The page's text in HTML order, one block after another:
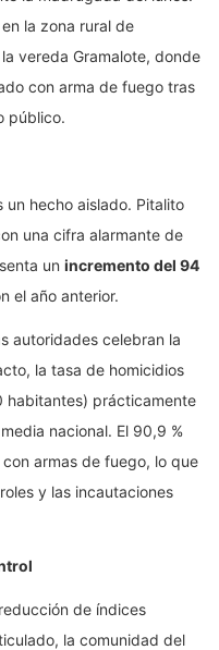
la zona rural de
vereda Gramalote, donde
con arma de fuego tras
público.
un hecho aislado. Pitalito
una cifra alarmante de
un incremento del 94
el año anterior.
autoridades celebran la
la tasa de homicidios
prácticamente
nacional. El 90,9 %
armas de fuego, lo que
y las incautaciones
de índices
la comunidad del